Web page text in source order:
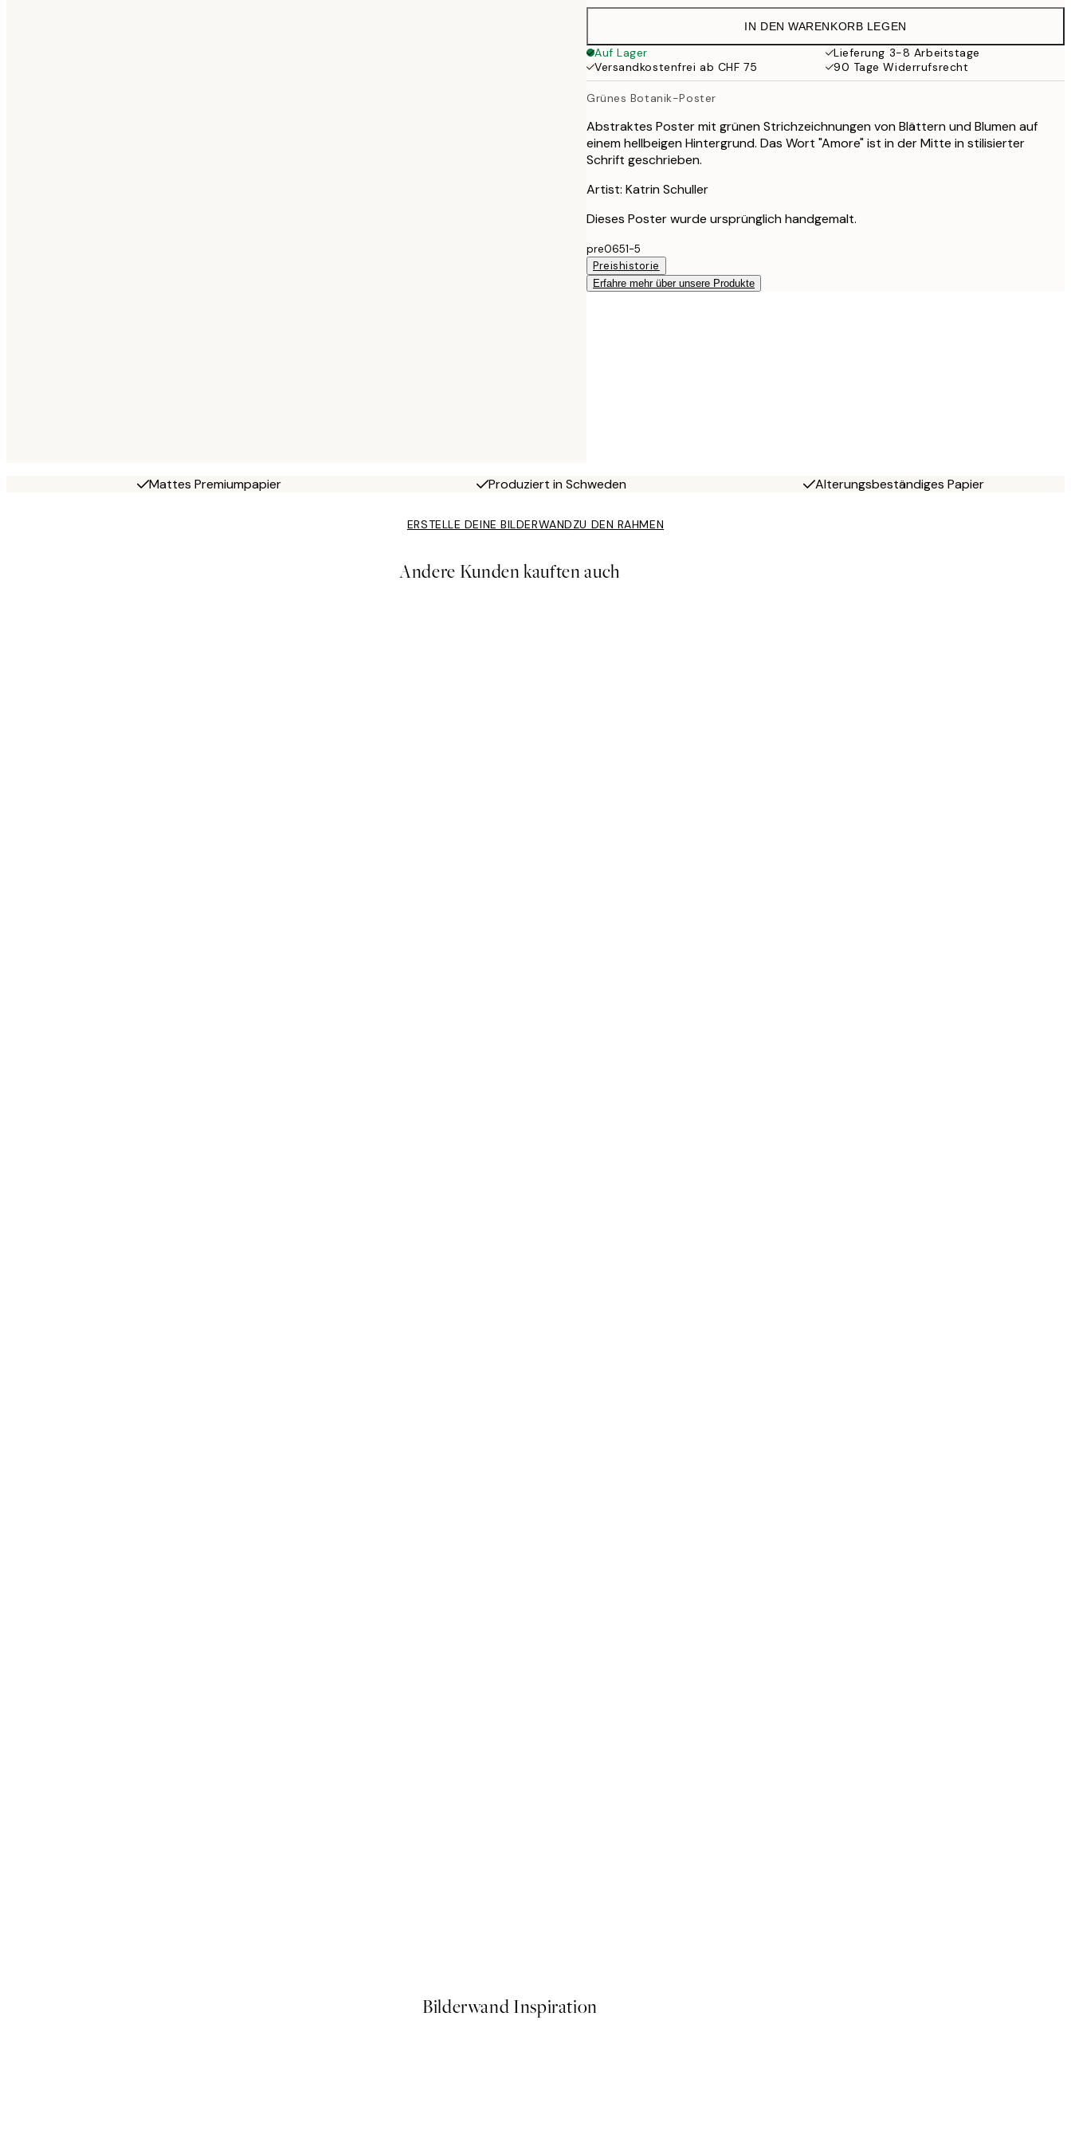
CHF 59.95
CHF 71
IN DEN WARENKORB LEGEN
Auf Lager
Lieferung 3-8 Arbeitstage
Versandkostenfrei ab CHF 75
90 Tage Widerrufsrecht
Grünes Botanik-Poster
Abstraktes Poster mit grünen Strichzeichnungen von Blättern und Blumen auf
einem hellbeigen Hintergrund. Das Wort "Amore" ist in der Mitte in stilisierter
Schrift geschrieben.
Artist: Katrin Schuller
Dieses Poster wurde ursprünglich handgemalt.
pre0651-5
Preishistorie
Erfahre mehr über unsere Produkte
Mattes Premiumpapier Produziert in Schweden Alterungsbeständiges Papier
ERSTELLE DEINE BILDERWANDZU DEN RAHMEN
Andere Kunden kauften auch
Bilderwand Inspiration